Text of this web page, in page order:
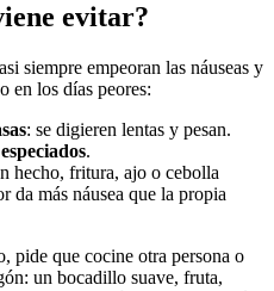
evitar?
siempre empeoran las náuseas y
en los días peores:
: se digieren lentas y pesan.
.
hecho, fritura, ajo o cebolla
da más náusea que la propia
pide que cocine otra persona o
un bocadillo suave, fruta,